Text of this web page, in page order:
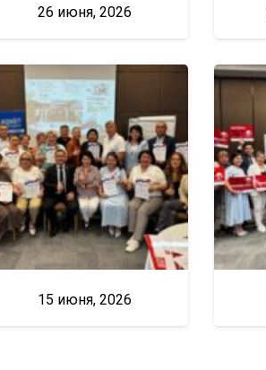
26 июня, 2026
15 июня, 2026